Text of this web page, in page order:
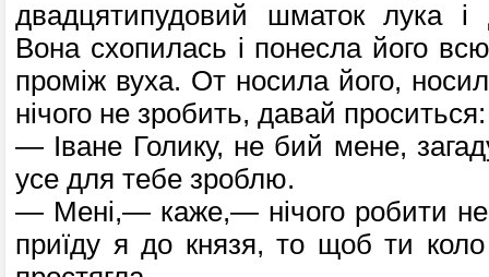
двадцятипудовий шматок лука і
Вона схопилась і понесла його
проміж вуха. От носила його,
нічого не зробить, давай проситься:
— Іване Голику, не бий мене,
усе для тебе зроблю.
— Мені,— каже,— нічого робити не
приїду я до князя, то щоб ти коло